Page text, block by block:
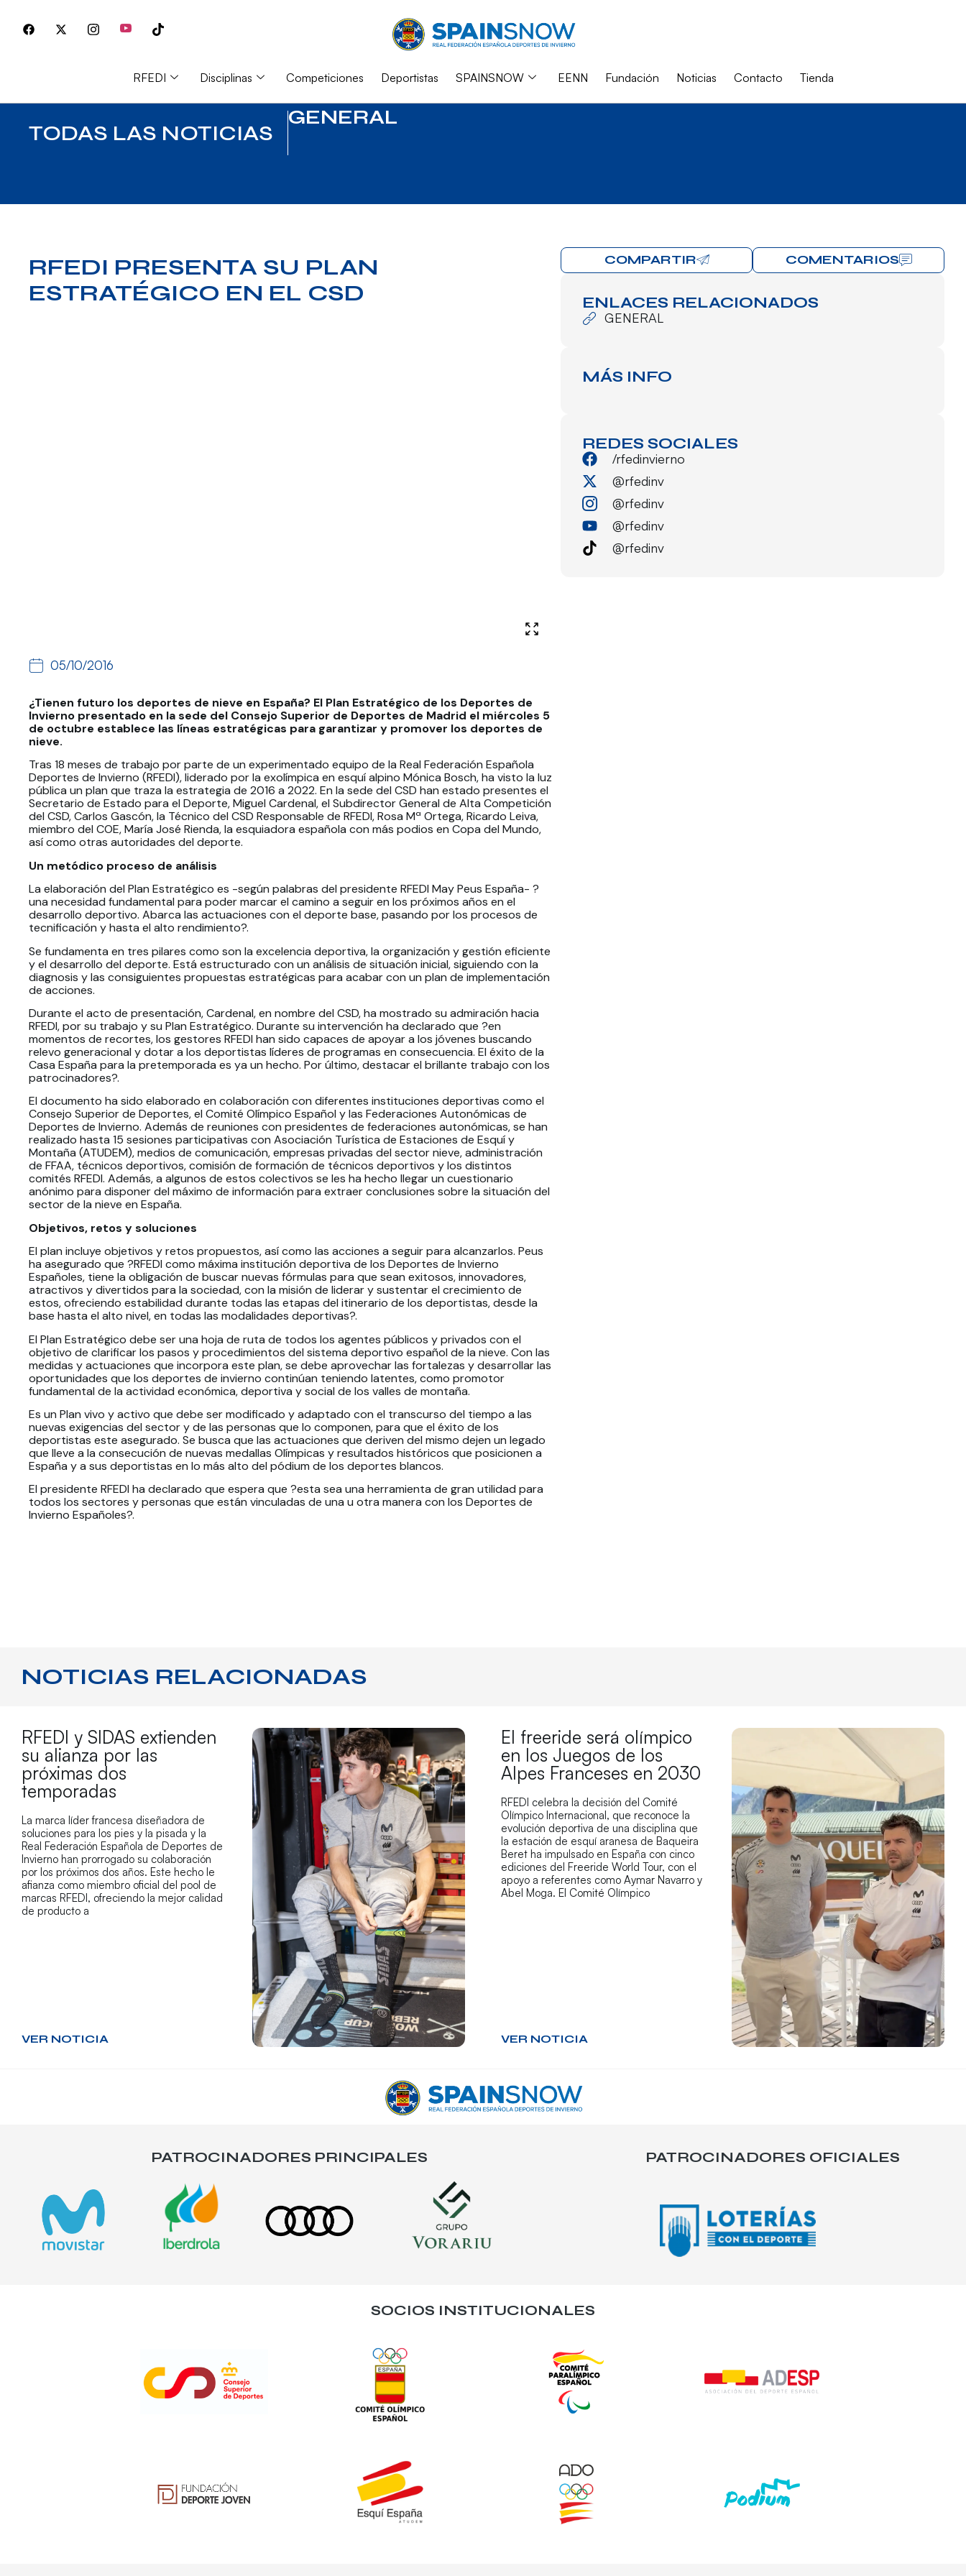
RFEDI Disciplinas Competiciones Deportistas SPAINSNOW EENN Fundación Noticias Contacto Tienda
TODAS LAS NOTICIAS
GENERAL
RFEDI PRESENTA SU PLAN
ESTRATÉGICO EN EL CSD
05/10/2016
¿Tienen futuro los deportes de nieve en España? El Plan Estratégico de los Deportes de
Invierno presentado en la sede del Consejo Superior de Deportes de Madrid el miércoles 5
de octubre establece las líneas estratégicas para garantizar y promover los deportes de
nieve.
Tras 18 meses de trabajo por parte de un experimentado equipo de la Real Federación Española
Deportes de Invierno (RFEDI), liderado por la exolímpica en esquí alpino Mónica Bosch, ha visto la luz
pública un plan que traza la estrategia de 2016 a 2022. En la sede del CSD han estado presentes el
Secretario de Estado para el Deporte, Miguel Cardenal, el Subdirector General de Alta Competición
del CSD, Carlos Gascón, la Técnico del CSD Responsable de RFEDI, Rosa Mª Ortega, Ricardo Leiva,
miembro del COE, María José Rienda, la esquiadora española con más podios en Copa del Mundo,
así como otras autoridades del deporte.
Un metódico proceso de análisis
La elaboración del Plan Estratégico es -según palabras del presidente RFEDI May Peus España- ?
una necesidad fundamental para poder marcar el camino a seguir en los próximos años en el
desarrollo deportivo. Abarca las actuaciones con el deporte base, pasando por los procesos de
tecnificación y hasta el alto rendimiento?.
Se fundamenta en tres pilares como son la excelencia deportiva, la organización y gestión eficiente
y el desarrollo del deporte. Está estructurado con un análisis de situación inicial, siguiendo con la
diagnosis y las consiguientes propuestas estratégicas para acabar con un plan de implementación
de acciones.
Durante el acto de presentación, Cardenal, en nombre del CSD, ha mostrado su admiración hacia
RFEDI, por su trabajo y su Plan Estratégico. Durante su intervención ha declarado que ?en
momentos de recortes, los gestores RFEDI han sido capaces de apoyar a los jóvenes buscando
relevo generacional y dotar a los deportistas líderes de programas en consecuencia. El éxito de la
Casa España para la pretemporada es ya un hecho. Por último, destacar el brillante trabajo con los
patrocinadores?.
El documento ha sido elaborado en colaboración con diferentes instituciones deportivas como el
Consejo Superior de Deportes, el Comité Olímpico Español y las Federaciones Autonómicas de
Deportes de Invierno. Además de reuniones con presidentes de federaciones autonómicas, se han
realizado hasta 15 sesiones participativas con Asociación Turística de Estaciones de Esquí y
Montaña (ATUDEM), medios de comunicación, empresas privadas del sector nieve, administración
de FFAA, técnicos deportivos, comisión de formación de técnicos deportivos y los distintos
comités RFEDI. Además, a algunos de estos colectivos se les ha hecho llegar un cuestionario
anónimo para disponer del máximo de información para extraer conclusiones sobre la situación del
sector de la nieve en España.
Objetivos, retos y soluciones
El plan incluye objetivos y retos propuestos, así como las acciones a seguir para alcanzarlos. Peus
ha asegurado que ?RFEDI como máxima institución deportiva de los Deportes de Invierno
Españoles, tiene la obligación de buscar nuevas fórmulas para que sean exitosos, innovadores,
atractivos y divertidos para la sociedad, con la misión de liderar y sustentar el crecimiento de
estos, ofreciendo estabilidad durante todas las etapas del itinerario de los deportistas, desde la
base hasta el alto nivel, en todas las modalidades deportivas?.
El Plan Estratégico debe ser una hoja de ruta de todos los agentes públicos y privados con el
objetivo de clarificar los pasos y procedimientos del sistema deportivo español de la nieve. Con las
medidas y actuaciones que incorpora este plan, se debe aprovechar las fortalezas y desarrollar las
oportunidades que los deportes de invierno continúan teniendo latentes, como promotor
fundamental de la actividad económica, deportiva y social de los valles de montaña.
Es un Plan vivo y activo que debe ser modificado y adaptado con el transcurso del tiempo a las
nuevas exigencias del sector y de las personas que lo componen, para que el éxito de los
deportistas este asegurado. Se busca que las actuaciones que deriven del mismo dejen un legado
que lleve a la consecución de nuevas medallas Olímpicas y resultados históricos que posicionen a
España y a sus deportistas en lo más alto del pódium de los deportes blancos.
El presidente RFEDI ha declarado que espera que ?esta sea una herramienta de gran utilidad para
todos los sectores y personas que están vinculadas de una u otra manera con los Deportes de
Invierno Españoles?.
COMPARTIR COMENTARIOS
ENLACES RELACIONADOS
GENERAL
MÁS INFO
REDES SOCIALES
/rfedinvierno
@rfedinv
@rfedinv
@rfedinv
@rfedinv
NOTICIAS RELACIONADAS
RFEDI y SIDAS extienden
su alianza por las
próximas dos
temporadas
La marca líder francesa diseñadora de
soluciones para los pies y la pisada y la
Real Federación Española de Deportes de
Invierno han prorrogado su colaboración
por los próximos dos años. Este hecho le
afianza como miembro oficial del pool de
marcas RFEDI, ofreciendo la mejor calidad
de producto a
VER NOTICIA
El freeride será olímpico
en los Juegos de los
Alpes Franceses en 2030
RFEDI celebra la decisión del Comité
Olímpico Internacional, que reconoce la
evolución deportiva de una disciplina que
la estación de esquí aranesa de Baqueira
Beret ha impulsado en España con cinco
ediciones del Freeride World Tour, con el
apoyo a referentes como Aymar Navarro y
Abel Moga. El Comité Olímpico
VER NOTICIA
PATROCINADORES PRINCIPALES PATROCINADORES OFICIALES
SOCIOS INSTITUCIONALES